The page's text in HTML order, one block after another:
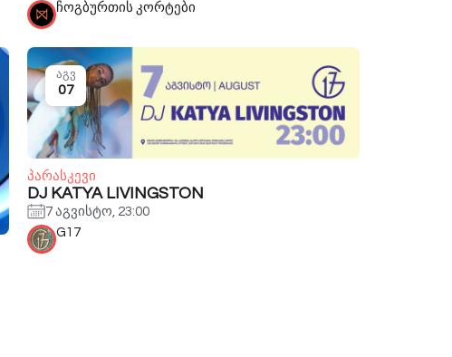
ჩოგბურთის კორტები
პარასკევი
DJ KATYA LIVINGSTON
7 აგვისტო, 23:00
აგვ
07
G17